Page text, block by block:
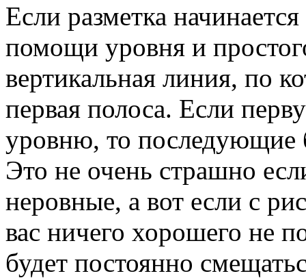
Если разметка
помощи уровня и
вертикальная линия, по
первая полоса. Если
уровню, то последующие
Это не очень страшно
неровные, а вот если с
вас ничего хорошего не
будет постоянно